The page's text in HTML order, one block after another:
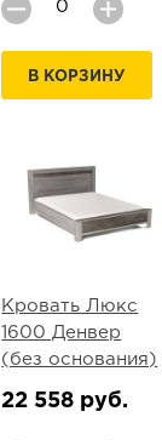
В КОРЗИНУ
Кровать Люкс
1600 Денвер
(без основания)
22 558 руб.